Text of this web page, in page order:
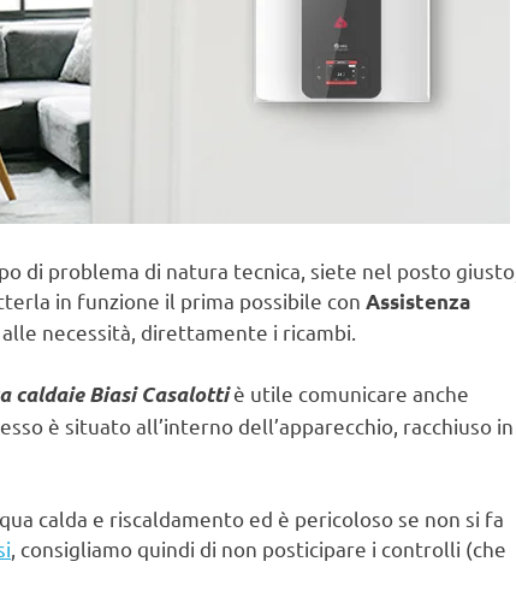
di problema di natura tecnica, siete nel posto giusto,
in funzione il prima possibile con Assistenza
necessità, direttamente i ricambi.
caldaie Biasi Casalottiè utile comunicare anche
è situato all’interno dell’apparecchio, racchiuso in
calda e riscaldamento ed è pericoloso se non si fa
, consigliamo quindi di non posticipare i controlli (che